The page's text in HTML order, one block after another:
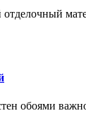
обоями